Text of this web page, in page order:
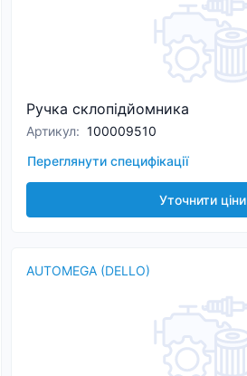
Ручка склопідйомника
Артикул: 100009510
Переглянути специфікації
Уточнити ціни
AUTOMEGA (DELLO)